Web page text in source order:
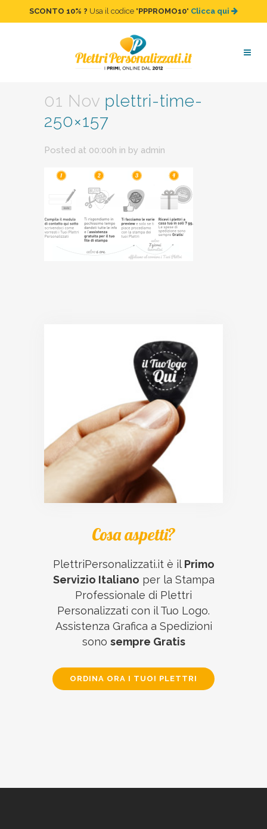
SCONTO 10% ? Usa il codice "PPPROMO10" Clicca qui
plettri-time-250×157
01 Nov plettri-time-
250×157
Posted at 00:00h in by admin
Cosa aspetti?
PlettriPersonalizzati.it è il Primo
Servizio Italiano per la Stampa
Professionale di Plettri
Personalizzati con il Tuo Logo.
Assistenza Grafica a Spedizioni
sono sempre Gratis
ORDINA ORA I TUOI PLETTRI